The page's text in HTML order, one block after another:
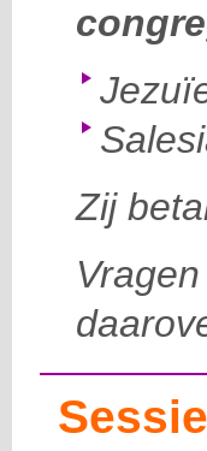
Zij
Vragen